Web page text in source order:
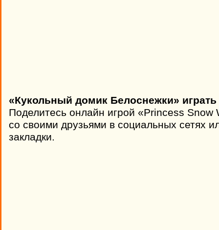
«Кукольный домик Белоснежки»
Поделитесь онлайн игрой «Princess
со своими друзьями в социальных сетях
закладки.